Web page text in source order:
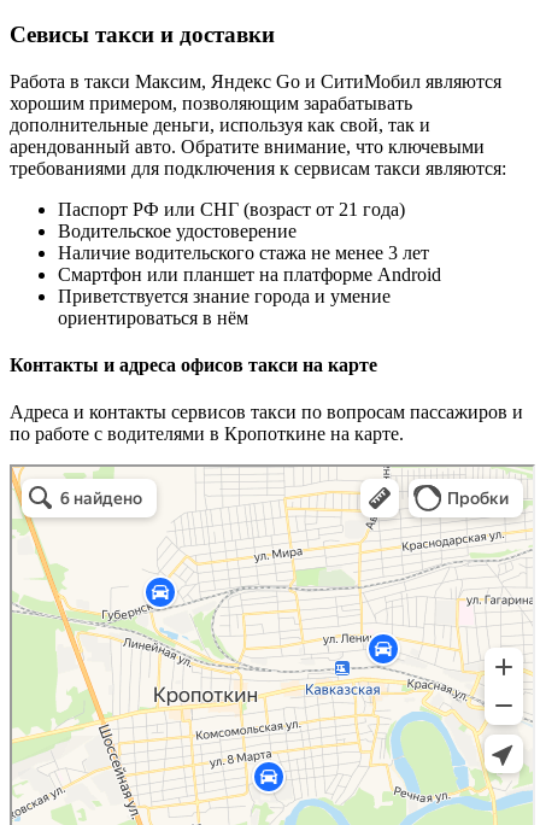
Севисы такси и доставки
Работа в такси Максим, Яндекс Go и СитиМобил являются
хорошим примером, позволяющим зарабатывать
дополнительные деньги, используя как свой, так и
арендованный авто. Обратите внимание, что ключевыми
требованиями для подключения к сервисам такси являются:
Паспорт РФ или СНГ (возраст от 21 года)
Водительское удостоверение
Наличие водительского стажа не менее 3 лет
Смартфон или планшет на платформе Android
Приветствуется знание города и умение
ориентироваться в нём
Контакты и адреса офисов такси на карте
Адреса и контакты сервисов такси по вопросам пассажиров и
по работе с водителями в Кропоткине на карте.